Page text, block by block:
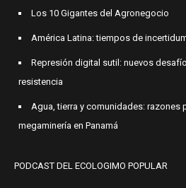
Los 10 Gigantes del Agronegocio
América Latina: tiempos de
Represión digital sutil: nuevos
resistencia
Agua, tierra y comunidades: razones
megaminería en Panamá
PODCAST DEL ECOLOGIMO POPULAR